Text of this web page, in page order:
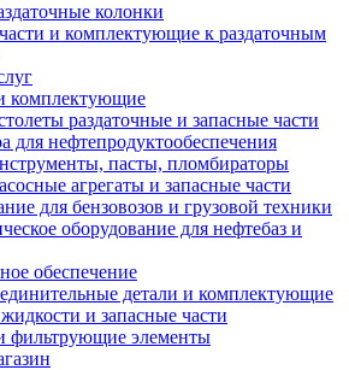
колонки
и комплектующие к раздаточным
комплектующие
раздаточные и запасные части
для нефтепродуктообеспечения
пасты, пломбираторы
агрегаты и запасные части
для бензовозов и грузовой техники
оборудование для нефтебаз и
обеспечение
детали и комплектующие
и запасные части
фильтрующие элементы